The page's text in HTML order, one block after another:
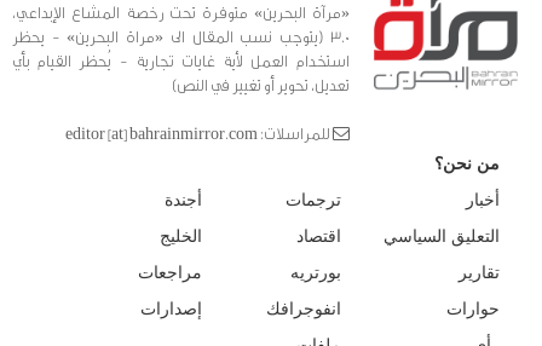
«مرآة البحرين» متوفرة تحت رخصة المشاع الإبداعي،
3.0 (يتوجب نسب المقال الى «مراة البحرين» - يحظر
استخدام العمل لأية غايات تجارية - يُحظر القيام بأي
تعديل، تحوير أو تغيير في النص)
للمراسلات: editor [at] bahrainmirror.com
من نحن؟
أخبار
التعليق السياسي
تقارير
حوارات
ترجمات
اقتصاد
بورتريه
انفوجرافك
أجندة
الخليج
مراجعات
إصدارات